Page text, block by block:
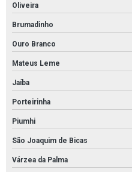
Cordão absorvente de óleo
Cordão absorvente industrial
Cordão absorvente para contenção
Cordão absorvente para contenção
Cordão absorvente para indústrias
Cordão absorvente para líquidos em
Cordão absorvente para petróleo e
Cordão absorvente para produtos
Oliveira
Brumadinho
Ouro Branco
Mateus Leme
Jaíba
Porteirinha
Piumhi
São Joaquim de Bicas
Várzea da Palma